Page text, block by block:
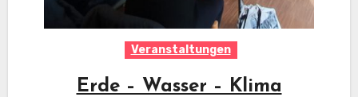
Veranstaltungen
Erde – Wasser – Klima